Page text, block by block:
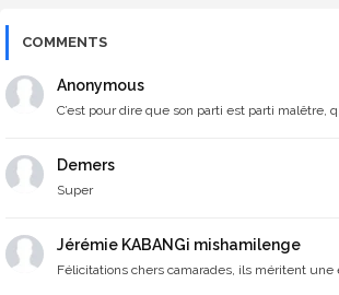
COMMENTS
Anonymous
C’est pour dire que son parti est parti malêtre,
Demers
Super
Jérémie KABANGi mishamilenge
Félicitations chers camarades, ils méritent une